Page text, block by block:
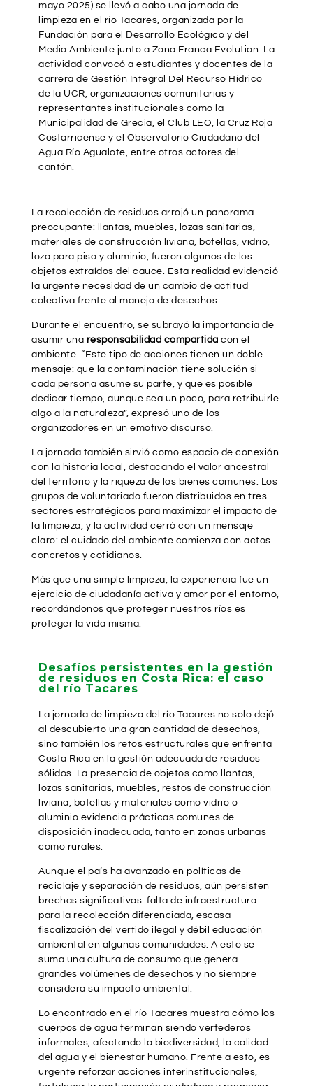
mayo 2025) se llevó a cabo una jornada de
limpieza en el río Tacares, organizada por la
Fundación para el Desarrollo Ecológico y del
Medio Ambiente junto a Zona Franca Evolution. La
actividad convocó a estudiantes y docentes de la
carrera de Gestión Integral Del Recurso Hídrico
de la UCR, organizaciones comunitarias y
representantes institucionales como la
Municipalidad de Grecia, el Club LEO, la Cruz Roja
Costarricense y el Observatorio Ciudadano del
Agua Río Agualote, entre otros actores del
cantón.
La recolección de residuos arrojó un panorama
preocupante: llantas, muebles, lozas sanitarias,
materiales de construcción liviana, botellas, vidrio,
loza para piso y aluminio, fueron algunos de los
objetos extraídos del cauce. Esta realidad evidenció
la urgente necesidad de un cambio de actitud
colectiva frente al manejo de desechos.
Durante el encuentro, se subrayó la importancia de
asumir una responsabilidad compartida con el
ambiente. “Este tipo de acciones tienen un doble
mensaje: que la contaminación tiene solución si
cada persona asume su parte, y que es posible
dedicar tiempo, aunque sea un poco, para retribuirle
algo a la naturaleza”, expresó uno de los
organizadores en un emotivo discurso.
La jornada también sirvió como espacio de conexión
con la historia local, destacando el valor ancestral
del territorio y la riqueza de los bienes comunes. Los
grupos de voluntariado fueron distribuidos en tres
sectores estratégicos para maximizar el impacto de
la limpieza, y la actividad cerró con un mensaje
claro: el cuidado del ambiente comienza con actos
concretos y cotidianos.
Más que una simple limpieza, la experiencia fue un
ejercicio de ciudadanía activa y amor por el entorno,
recordándonos que proteger nuestros ríos es
proteger la vida misma.
Desafíos persistentes en la gestión
de residuos en Costa Rica: el caso
del río Tacares
La jornada de limpieza del río Tacares no solo dejó
al descubierto una gran cantidad de desechos,
sino también los retos estructurales que enfrenta
Costa Rica en la gestión adecuada de residuos
sólidos. La presencia de objetos como llantas,
lozas sanitarias, muebles, restos de construcción
liviana, botellas y materiales como vidrio o
aluminio evidencia prácticas comunes de
disposición inadecuada, tanto en zonas urbanas
como rurales.
Aunque el país ha avanzado en políticas de
reciclaje y separación de residuos, aún persisten
brechas significativas: falta de infraestructura
para la recolección diferenciada, escasa
fiscalización del vertido ilegal y débil educación
ambiental en algunas comunidades. A esto se
suma una cultura de consumo que genera
grandes volúmenes de desechos y no siempre
considera su impacto ambiental.
Lo encontrado en el río Tacares muestra cómo los
cuerpos de agua terminan siendo vertederos
informales, afectando la biodiversidad, la calidad
del agua y el bienestar humano. Frente a esto, es
urgente reforzar acciones interinstitucionales,